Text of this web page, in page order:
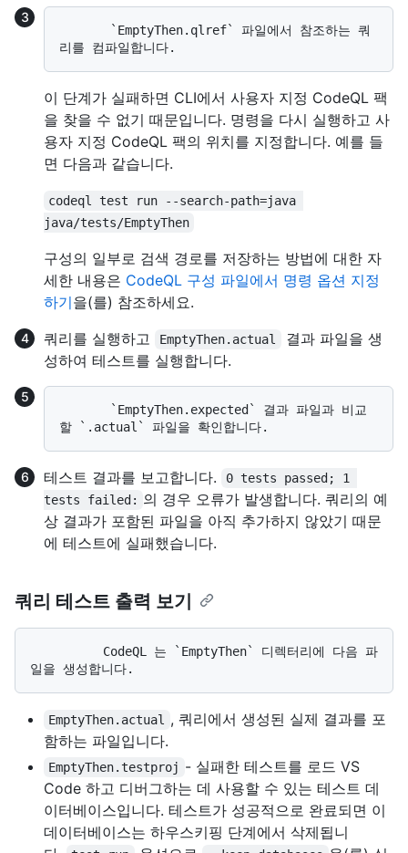
이 단계가 실패하면 CLI에서 사용자 지정 CodeQL 팩
을 찾을 수 없기 때문입니다. 명령을 다시 실행하고 사
용자 지정 CodeQL 팩의 위치를 지정합니다. 예를 들
면 다음과 같습니다.
codeql test run --search-path=java
java/tests/EmptyThen
구성의 일부로 검색 경로를 저장하는 방법에 대한 자
세한 내용은 CodeQL 구성 파일에서 명령 옵션 지정
하기을(를) 참조하세요.
쿼리를 실행하고
EmptyThen.actual
결과 파일을 생
성하여 테스트를 실행합니다.
테스트 결과를 보고합니다.
0 tests passed; 1
tests failed: 의 경우 오류가 발생합니다. 쿼리의 예
상 결과가 포함된 파일을 아직 추가하지 않았기 때문
에 테스트에 실패했습니다.
쿼리 테스트 출력 보기
EmptyThen.actual
, 쿼리에서 생성된 실제 결과를 포
함하는 파일입니다.
EmptyThen.testproj - 실패한 테스트를 로드 VS
Code 하고 디버그하는 데 사용할 수 있는 테스트 데
이터베이스입니다. 테스트가 성공적으로 완료되면 이
데이터베이스는 하우스키핑 단계에서 삭제됩니